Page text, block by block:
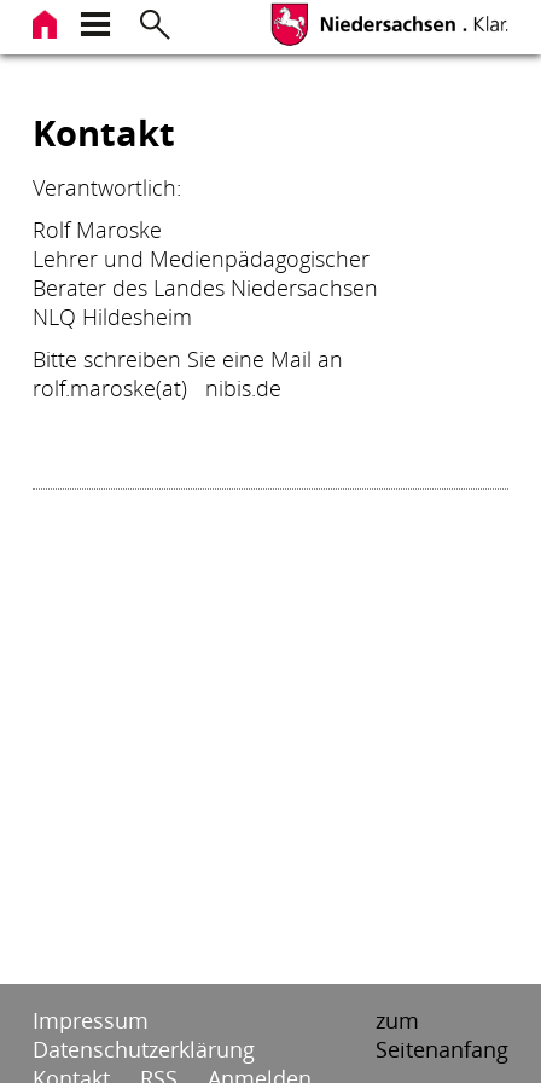
Zum
Inhalt
Kontakt
Verantwortlich:
Rolf Maroske
Lehrer und Medienpädagogischer
Berater des Landes Niedersachsen
NLQ Hildesheim
Bitte schreiben Sie eine Mail an
rolf.maroske(at) nibis.de
Impressum
Datenschutzerklärung
zum
Seitenanfang